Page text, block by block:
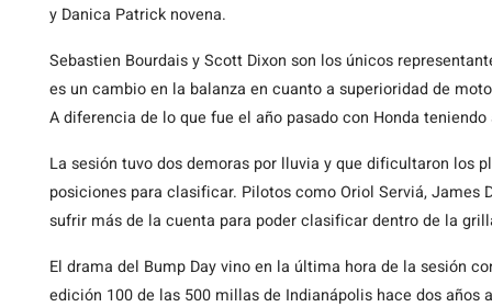
y Danica Patrick novena.
Sebastien Bourdais y Scott Dixon son los únicos
es un cambio en la balanza en cuanto a superioridad de
A diferencia de lo que fue el año pasado con Honda
La sesión tuvo dos demoras por lluvia y que dificultaron los
posiciones para clasificar. Pilotos como Oriol Serviá, James
sufrir más de la cuenta para poder clasificar dentro de la
El drama del Bump Day vino en la última hora de la sesión
edición 100 de las 500 millas de Indianápolis hace dos años